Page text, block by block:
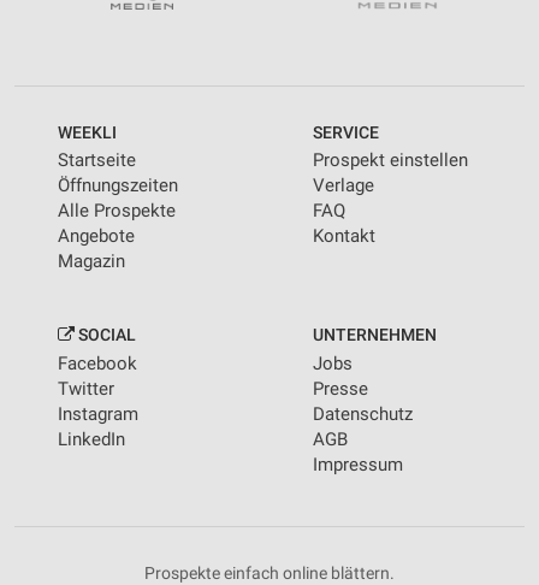
WEEKLI
Startseite
Öffnungszeiten
Alle Prospekte
Angebote
Magazin
SERVICE
Prospekt einstellen
Verlage
FAQ
Kontakt
SOCIAL
Facebook
Twitter
Instagram
LinkedIn
UNTERNEHMEN
Jobs
Presse
Datenschutz
AGB
Impressum
Prospekte einfach online blättern.